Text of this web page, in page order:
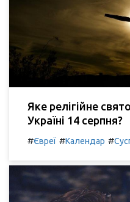
Яке релігійне
Україні 14 серпня?
#Євреї #Календар #